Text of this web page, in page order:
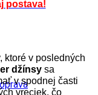
postava!
ktoré v posledných
džínsy sa
v spodnej časti
vreciek, čo